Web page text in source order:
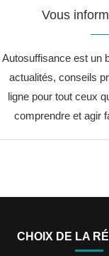
Vous
Autosuffisance est un
actualités, conseils
ligne pour tout ceux
comprendre et agir
CHOIX DE LA